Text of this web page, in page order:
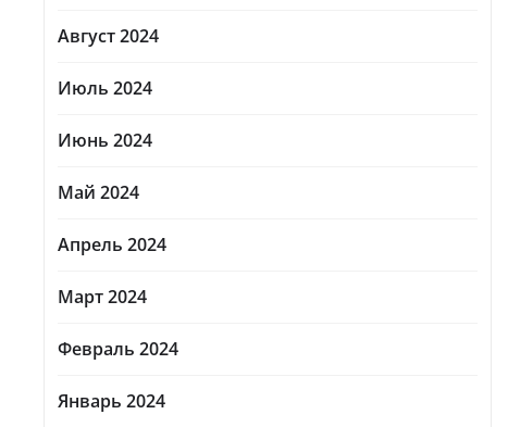
Август 2024
Июль 2024
Июнь 2024
Май 2024
Апрель 2024
Март 2024
Февраль 2024
Январь 2024